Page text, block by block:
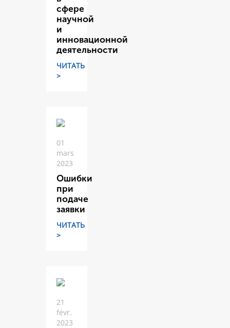
сфере
научной
и
инновационной
деятельности
ЧИТАТЬ
>
01
mars
2023
Ошибки
при
подаче
заявки
ЧИТАТЬ
>
21
févr.
2023